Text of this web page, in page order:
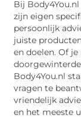
Bij
zijn eigen
persoonlijk
juiste
en doelen. Of
Body4You.nl
vragen te
vriendelijk
en het meeste